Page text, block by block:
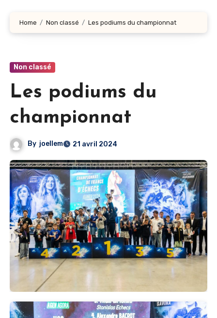
Home Non classé Les podiums du championnat
Non classé
Les podiums du
championnat
By joellem 21 avril 2024